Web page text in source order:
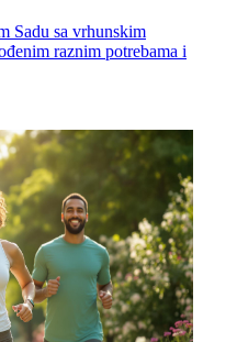
Sadu sa vrhunskim
raznim potrebama i